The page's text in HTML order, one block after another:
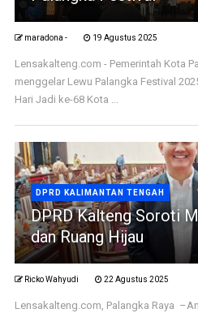
maradona - 19 Agustus 2025
Lensakalteng.com - Pemerintah Kota
menggelar Lewu Palangka Festival
Hari Jadi ke-68 Kota ...
DPRD KALIMANTAN TENGAH
DPRD Kalteng Soroti
dan Ruang Hijau
Ricko Wahyudi 22 Agustus 2025
Lensakalteng.com, Palangka Raya